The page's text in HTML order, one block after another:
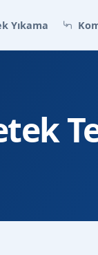
Yıkama